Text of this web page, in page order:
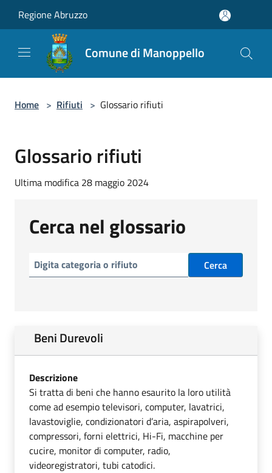
Regione Abruzzo
Comune di Manoppello
Home > Rifiuti > Glossario rifiuti
Glossario rifiuti
Ultima modifica 28 maggio 2024
Cerca nel glossario
Cerca
Beni Durevoli
Descrizione
Si tratta di beni che hanno esaurito la loro utilità
come ad esempio televisori, computer, lavatrici,
lavastoviglie, condizionatori d’aria, aspirapolveri,
compressori, forni elettrici, Hi-Fi, macchine per
cucire, monitor di computer, radio,
videoregistratori, tubi catodici.